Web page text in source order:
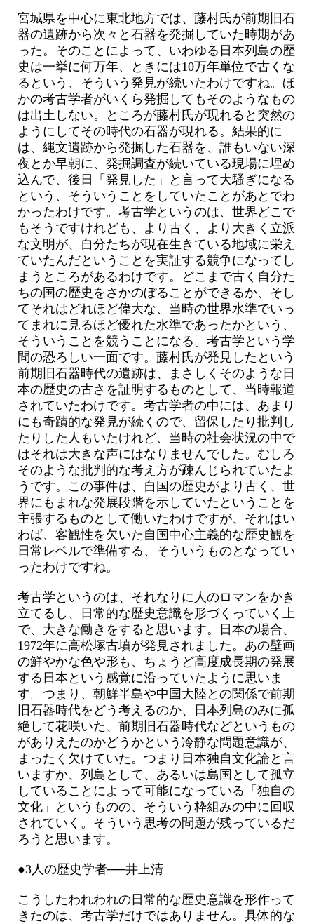
宮城県を中心に東北地方では、藤村氏が前期旧石
器の遺跡から次々と石器を発掘していた時期があ
った。そのことによって、いわゆる日本列島の歴
史は一挙に何万年、ときには10万年単位で古くな
るという、そういう発見が続いたわけですね。ほ
かの考古学者がいくら発掘してもそのようなもの
は出土しない。ところが藤村氏が現れると突然の
ようにしてその時代の石器が現れる。結果的に
は、縄文遺跡から発掘した石器を、誰もいない深
夜とか早朝に、発掘調査が続いている現場に埋め
込んで、後日「発見した」と言って大騒ぎになる
という、そういうことをしていたことがあとでわ
かったわけです。考古学というのは、世界どこで
もそうですけれども、より古く、より大きく立派
な文明が、自分たちが現在生きている地域に栄え
ていたんだということを実証する競争になってし
まうところがあるわけです。どこまで古く自分た
ちの国の歴史をさかのぼることができるか、そし
てそれはどれほど偉大な、当時の世界水準でいっ
てまれに見るほど優れた水準であったかという、
そういうことを競うことになる。考古学という学
問の恐ろしい一面です。藤村氏が発見したという
前期旧石器時代の遺跡は、まさしくそのような日
本の歴史の古さを証明するものとして、当時報道
されていたわけです。考古学者の中には、あまり
にも奇蹟的な発見が続くので、留保したり批判し
たりした人もいたけれど、当時の社会状況の中で
はそれは大きな声にはなりませんでした。むしろ
そのような批判的な考え方が疎んじられていたよ
うです。この事件は、自国の歴史がより古く、世
界にもまれな発展段階を示していたということを
主張するものとして働いたわけですが、それはい
わば、客観性を欠いた自国中心主義的な歴史観を
日常レベルで準備する、そういうものとなってい
ったわけですね。
考古学というのは、それなりに人のロマンをかき
立てるし、日常的な歴史意識を形づくっていく上
で、大きな働きをすると思います。日本の場合、
1972年に高松塚古墳が発見されました。あの壁画
の鮮やかな色や形も、ちょうど高度成長期の発展
する日本という感覚に沿っていたように思いま
す。つまり、朝鮮半島や中国大陸との関係で前期
旧石器時代をどう考えるのか、日本列島のみに孤
絶して花咲いた、前期旧石器時代などというもの
がありえたのかどうかという冷静な問題意識が、
まったく欠けていた。つまり日本独自文化論と言
いますか、列島として、あるいは島国として孤立
していることによって可能になっている「独自の
文化」というものの、そういう枠組みの中に回収
されていく。そういう思考の問題が残っているだ
ろうと思います。
●3人の歴史学者──井上清
こうしたわれわれの日常的な歴史意識を形作って
きたのは、考古学だけではありません。具体的な